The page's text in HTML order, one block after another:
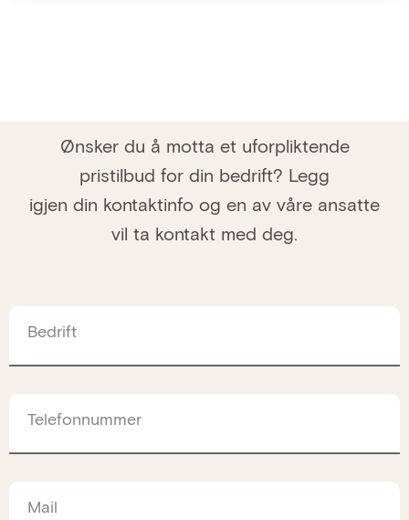
Ønsker du å motta et uforpliktende
pristilbud for din bedrift? Legg
igjen din kontaktinfo og en av våre ansatte
vil ta kontakt med deg.
Bedrift
Telefonnummer
Mail